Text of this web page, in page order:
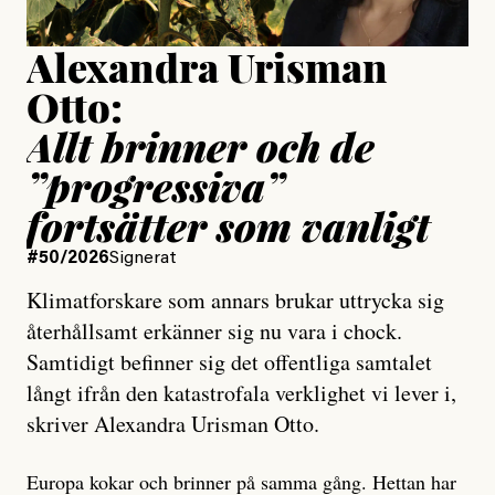
Alexandra Urisman
Otto:
Allt brinner och de
”progressiva”
fortsätter som vanligt
#50/2026Signerat
Klimatforskare som annars brukar uttrycka sig
återhållsamt erkänner sig nu vara i chock.
Samtidigt befinner sig det offentliga samtalet
långt ifrån den katastrofala verklighet vi lever i,
skriver Alexandra Urisman Otto.
Europa kokar och brinner på samma gång. Hettan har